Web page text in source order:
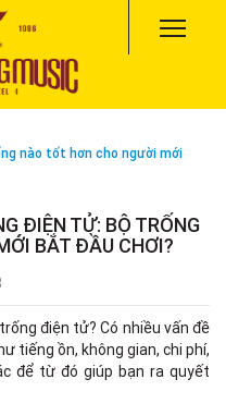
nào tốt hơn cho người mới
ĐIỆN TỬ: BỘ TRỐNG
BẮT ĐẦU CHƠI?
điện tử? Có nhiều vấn đề
tiếng ồn, không gian, chi phí,
để từ đó giúp bạn ra quyết